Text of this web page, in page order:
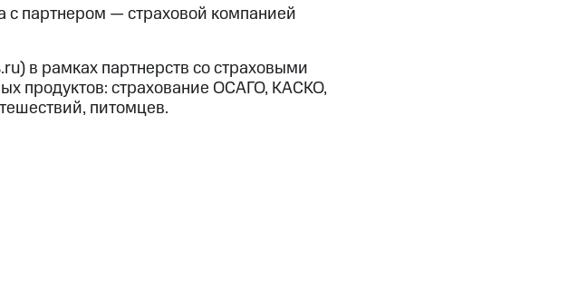
с партнером — страховой компанией
в рамках партнерств со страховыми
продуктов: страхование ОСАГО, КАСКО,
питомцев.